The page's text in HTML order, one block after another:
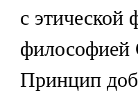
с этической
философией
Принцип